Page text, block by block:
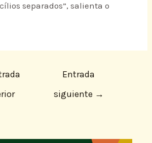
separados”, salienta o
Entrada
siguiente →